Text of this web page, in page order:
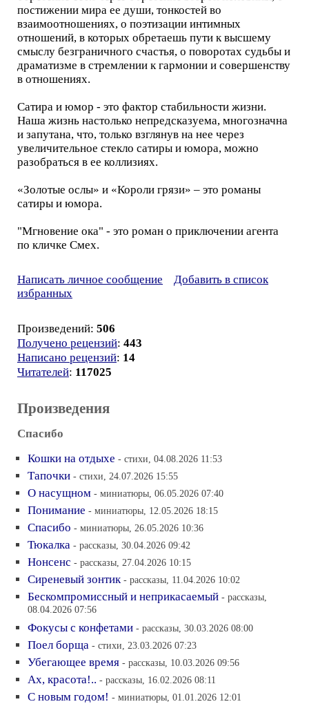
постижении мира ее души, тонкостей во
взаимоотношениях, о поэтизации интимных
отношений, в которых обретаешь пути к высшему
смыслу безграничного счастья, о поворотах судьбы и
драматизме в стремлении к гармонии и совершенству
в отношениях.
Сатира и юмор - это фактор стабильности жизни.
Наша жизнь настолько непредсказуема, многозначна
и запутана, что, только взглянув на нее через
увеличительное стекло сатиры и юмора, можно
разобраться в ее коллизиях.
«Золотые ослы» и «Короли грязи» – это романы
сатиры и юмора.
"Мгновение ока" - это роман о приключении агента
по кличке Смех.
Написать личное сообщение
Добавить в список
избранных
Произведений: 506
Получено рецензий: 443
Написано рецензий: 14
Читателей: 117025
Произведения
Спасибо
Кошки на отдыхе - стихи, 04.08.2026 11:53
Тапочки - стихи, 24.07.2026 15:55
О насущном - миниатюры, 06.05.2026 07:40
Понимание - миниатюры, 12.05.2026 18:15
Спасибо - миниатюры, 26.05.2026 10:36
Тюкалка - рассказы, 30.04.2026 09:42
Нонсенс - рассказы, 27.04.2026 10:15
Сиреневый зонтик - рассказы, 11.04.2026 10:02
Бескомпромиссный и неприкасаемый - рассказы,
08.04.2026 07:56
Фокусы с конфетами - рассказы, 30.03.2026 08:00
Поел борща - стихи, 23.03.2026 07:23
Убегающее время - рассказы, 10.03.2026 09:56
Ах, красота!.. - рассказы, 16.02.2026 08:11
С новым годом! - миниатюры, 01.01.2026 12:01